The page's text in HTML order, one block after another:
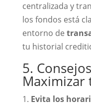
centralizada y
los fondos está
entorno de
tu historial
5.
Maximizar
Evita los